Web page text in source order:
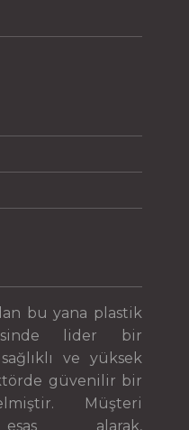
bu yana plastik
lider bir
ve yüksek
güvenilir bir
Müşteri
alarak,